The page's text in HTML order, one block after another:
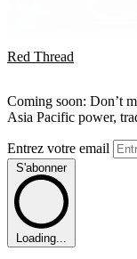
Red Thread
Coming soon: Don’t
Asia Pacific power,
Entrez votre email
S'abonner
Loading...